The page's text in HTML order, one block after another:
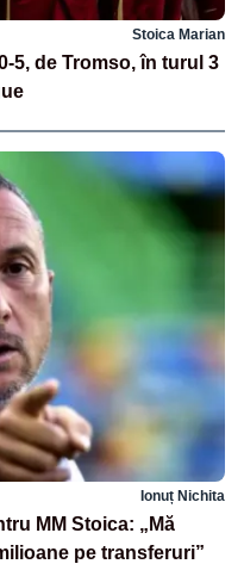
Stoica Marian
5, de Tromso, în turul 3
Ionuț Nichita
MM Stoica: „Mă
pe transferuri”